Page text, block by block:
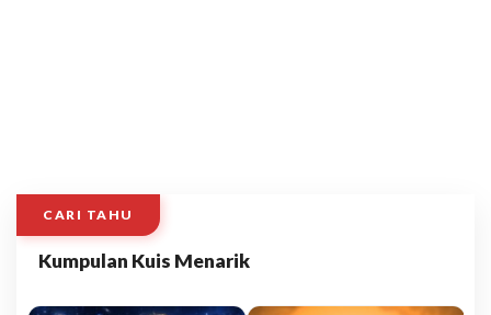
CARI TAHU
Kumpulan Kuis Menarik